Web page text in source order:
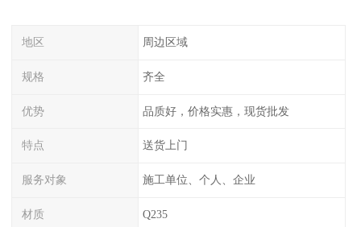
地区 周边区域
规格 齐全
优势 品质好，价格实惠，现货批发
特点 送货上门
服务对象 施工单位、个人、企业
材质 Q235